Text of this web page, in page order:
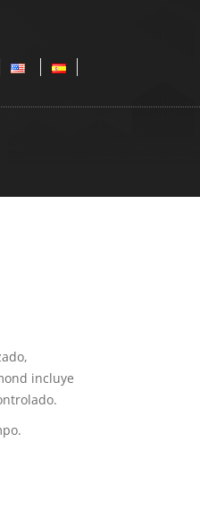
incluye